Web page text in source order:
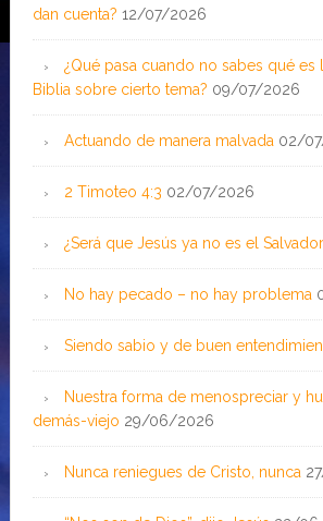
dan cuenta? 12/07/2026
¿Qué pasa cuando no sabes qué es
Biblia sobre cierto tema? 09/07/2026
Actuando de manera malvada 02/
2 Timoteo 4:3 02/07/2026
¿Será que Jesús ya no es el
No hay pecado – no hay problema
Siendo sabio y de buen
Nuestra forma de menospreciar y
demás-viejo 29/06/2026
Nunca reniegues de Cristo, nunca